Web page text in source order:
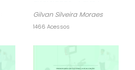
Gilvan Silveira Moraes
1466 Acessos